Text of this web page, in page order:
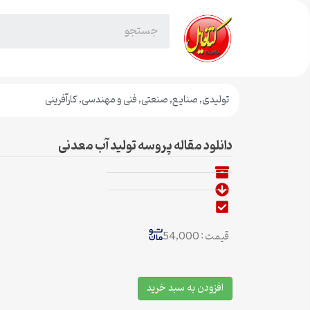
تولیدی,صنایع,صنعتی,فنی و مهندسی,کارآفرینی
دانلود مقاله پروسه تولید آب معدنی
قیمت : 54,000
افزودن به سبد خرید